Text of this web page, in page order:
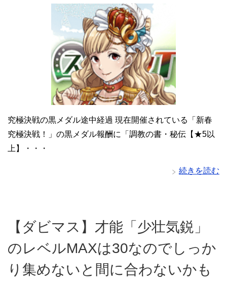
究極決戦の黒メダル途中経過 現在開催されている「新春
究極決戦！」の黒メダル報酬に「調教の書・秘伝【★5以
上】・・・
続きを読む
【ダビマス】才能「少壮気鋭」
のレベルMAXは30なのでしっか
り集めないと間に合わないかも